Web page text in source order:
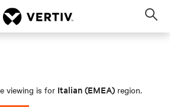
viewing is for Italian (EMEA) region.